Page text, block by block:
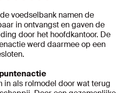
voedselbank namen de
in ontvangst en gaven de
door het hoofdkantoor. De
werd daarmee op een
in als rolmodel door wat terug